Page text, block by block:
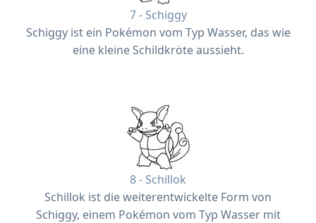
7 - Schiggy
Schiggy ist ein Pokémon vom Typ Wasser, das wie
eine kleine Schildkröte aussieht.
8 - Schillok
Schillok ist die weiterentwickelte Form von
Schiggy, einem Pokémon vom Typ Wasser mit